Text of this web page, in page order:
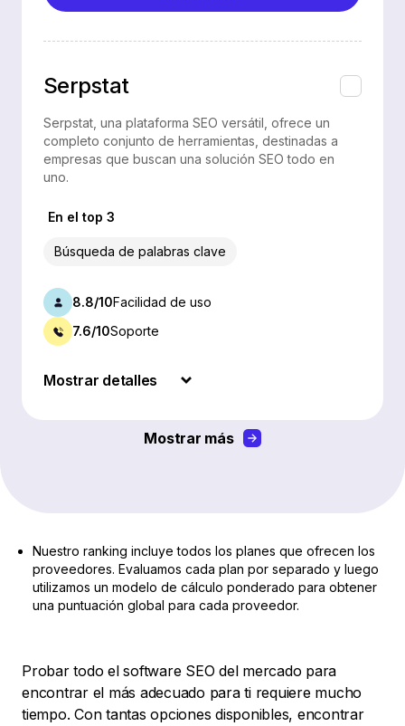
Serpstat
Serpstat, una plataforma SEO versátil, ofrece un
completo conjunto de herramientas, destinadas a
empresas que buscan una solución SEO todo en
uno.
En el top 3
Búsqueda de palabras clave
8.8/10Facilidad de uso
7.6/10Soporte
Mostrar detalles
Mostrar más
Nuestro ranking incluye todos los planes que ofrecen los
proveedores. Evaluamos cada plan por separado y luego
utilizamos un modelo de cálculo ponderado para obtener
una puntuación global para cada proveedor.
Probar todo el software SEO del mercado para
encontrar el más adecuado para ti requiere mucho
tiempo. Con tantas opciones disponibles, encontrar